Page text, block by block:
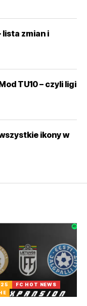
lista zmian i
TU10 – czyli ligi
ikony w
25
FC HOT NEWS